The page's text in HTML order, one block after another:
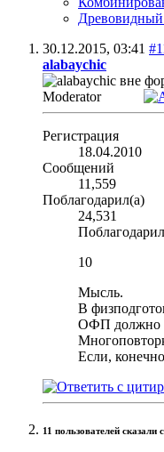
30.12.2015, 03:41
alabaychic
Moderator
Регистрация
18.04.2010
Сообщений
11,559
Поблагодарил(а)
24,531
10
Мысль.
В
ОФП должно
Если,
11 пользователей сказали